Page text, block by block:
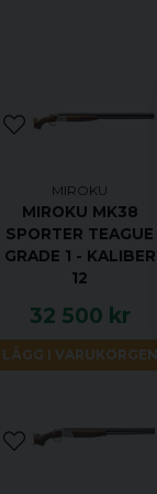
MIROKU
MIROKU MK38
SPORTER TEAGUE
GRADE 1 - KALIBER
12
32 500 kr
LÄGG I VARUKORGEN